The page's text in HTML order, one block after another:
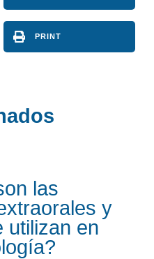
PRINT
las
y
utilizan en